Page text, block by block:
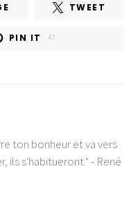
TWEET
PIN IT 43
ton bonheur et va vers
ils s'habitueront." - René